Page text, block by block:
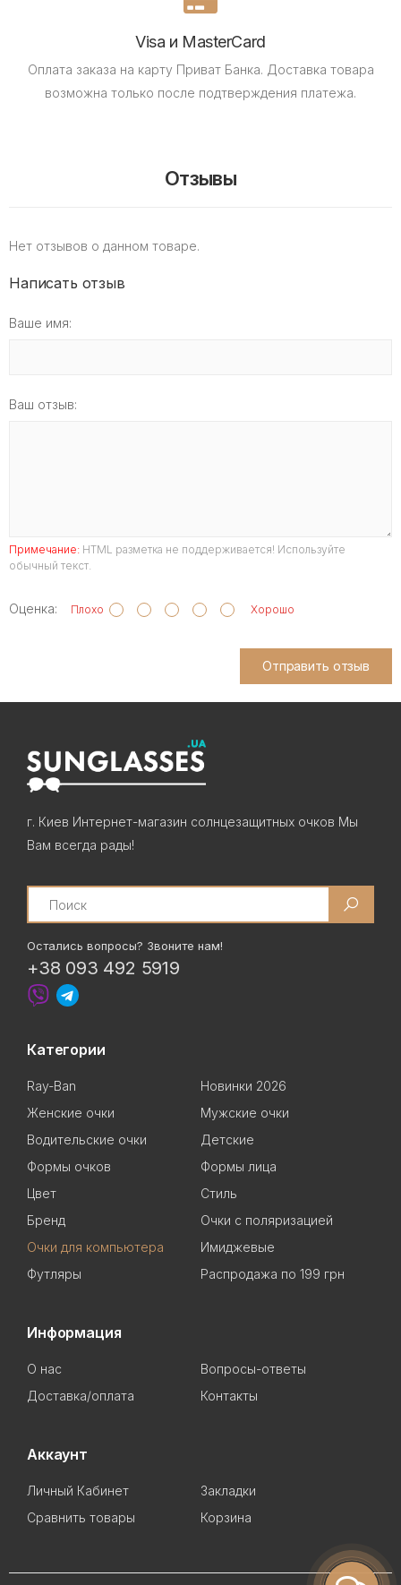
Visa и MasterCard
Оплата заказа на карту Приват Банка. Доставка товара
возможна только после подтверждения платежа.
Отзывы
Нет отзывов о данном товаре.
Написать отзыв
Ваше имя:
Ваш отзыв:
Примечание: HTML разметка не поддерживается! Используйте
обычный текст.
Оценка: Плохо Хорошо
Отправить отзыв
г. Киев Интернет-магазин солнцезащитных очков Мы
Вам всегда рады!
Search
Остались вопросы? Звоните нам!
+38 093 492 5919
Категории
Ray-Ban
Новинки 2026
Женские очки
Мужские очки
Водительские очки
Детские
Формы очков
Формы лица
Цвет
Стиль
Бренд
Очки с поляризацией
Очки для компьютера
Имиджевые
Футляры
Распродажа по 199 грн
Информация
О нас
Вопросы-ответы
Доставка/оплата
Контакты
Аккаунт
Личный Кабинет
Закладки
Сравнить товары
Корзина